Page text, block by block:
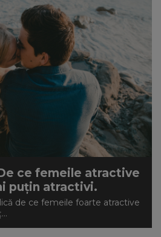
ce femeile atractive
puțin atractivi.
de ce femeile foarte atractive